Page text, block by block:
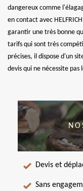
dangereux comme
en contact avec
garantir une très bonne
tarifs qui sont très
précises, il dispose d'un
devis qui ne nécessite
Devis et
Sans